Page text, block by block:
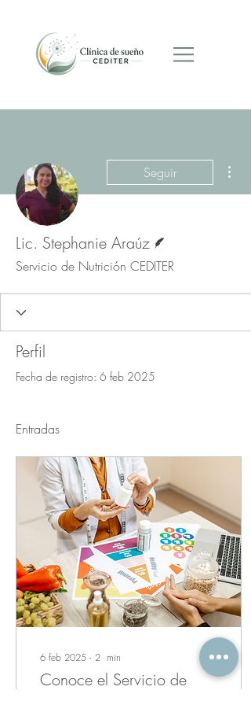
Seguir
Lic. Stephanie Araúz
Servicio de Nutrición CEDITER
Perfil
Fecha de registro: 6 feb 2025
Entradas
6 feb 2025 ∙ 2 min
Conoce el Servicio de